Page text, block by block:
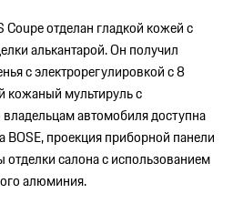
отделан гладкой кожей с
алькантарой. Он получил
с электрорегулировкой с 8
кожаный мультируль с
автомобиля доступна
BOSE, проекция приборной панели
отделки салона с использованием
алюминия.